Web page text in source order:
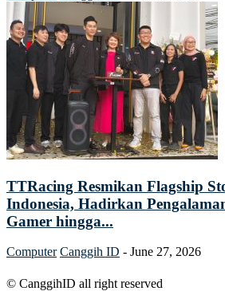
TTRacing Resmikan Flagship
Indonesia, Hadirkan
Gamer hingga...
Computer Canggih ID - June 27, 2026
© CanggihID all right reserved